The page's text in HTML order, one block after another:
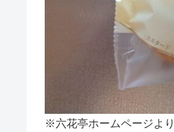
※六花亭ホームページより